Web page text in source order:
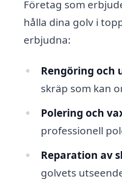
Företag som
hålla dina golv i
erbjudna:
Rengöring och
skräp som kan
Polering och
professionell
Reparation av
golvets